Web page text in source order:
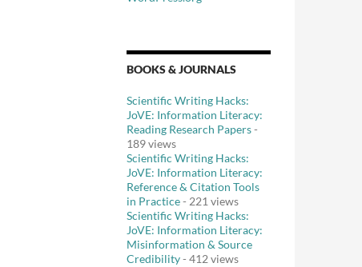
BOOKS & JOURNALS
Scientific Writing Hacks:
JoVE: Information Literacy:
Reading Research Papers-
189 views
Scientific Writing Hacks:
JoVE: Information Literacy:
Reference & Citation Tools
in Practice- 221 views
Scientific Writing Hacks:
JoVE: Information Literacy:
Misinformation & Source
Credibility- 412 views